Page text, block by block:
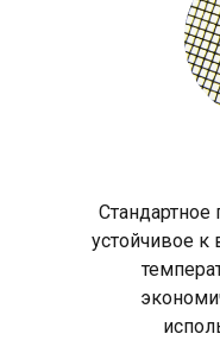
Стандартное
устойчивое к